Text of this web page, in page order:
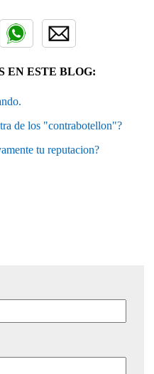
EN ESTE BLOG:
de los "contrabotellon"?
tu reputacion?